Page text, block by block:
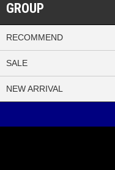
GROUP
RECOMMEND
SALE
NEW ARRIVAL